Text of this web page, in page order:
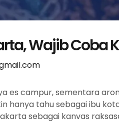
Wajib Coba
es campur, sementara
hanya tahu sebagai ibu
sebagai kanvas